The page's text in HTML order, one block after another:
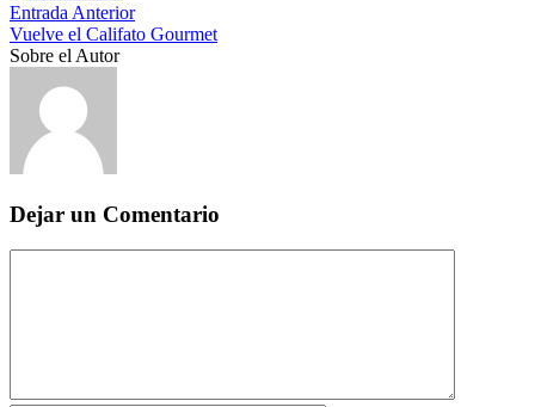
Entrada Anterior
Vuelve el Califato Gourmet
Sobre el Autor
Dejar un Comentario